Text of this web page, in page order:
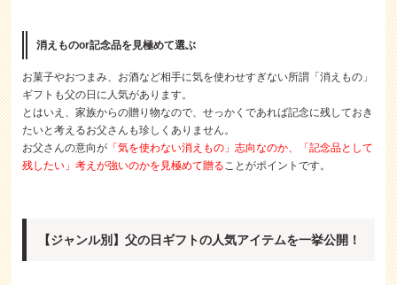
消えものor記念品を見極めて選ぶ
お菓子やおつまみ、お酒など相手に気を使わせすぎない所謂「消えもの」
ギフトも父の日に人気があります。
とはいえ、家族からの贈り物なので、せっかくであれば記念に残しておき
たいと考えるお父さんも珍しくありません。
お父さんの意向が 「気を使わない消えもの」志向なのか、「記念品として
残したい」考えが強いのかを見極めて贈ることがポイントです。
【ジャンル別】父の日ギフトの人気アイテムを一挙公開！